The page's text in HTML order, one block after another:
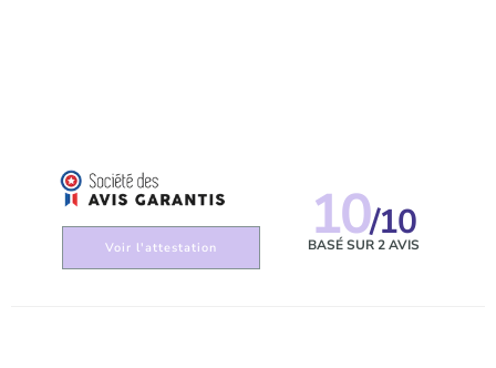
Voir l'attestation 10/10
BASÉ SUR 2 AVIS